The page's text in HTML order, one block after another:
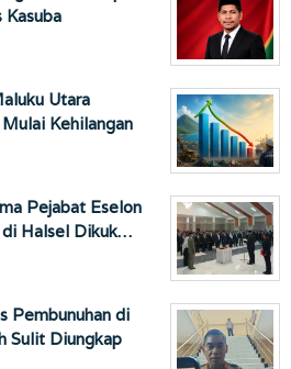
Kasuba
Utara
Kehilangan
Pejabat Eselon
di Halsel Dikuk…
Pembunuhan di
Sulit Diungkap